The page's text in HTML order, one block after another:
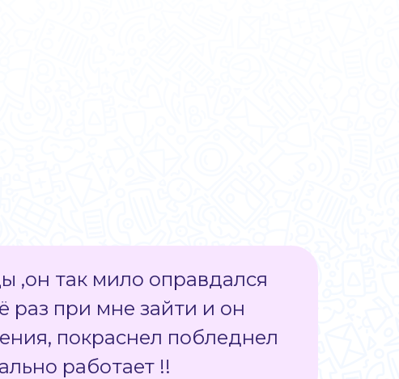
,он так мило оправдался
раз при мне зайти и он
покраснел побледнел
работает !!